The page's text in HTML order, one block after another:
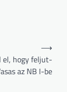
el, hogy feljut-
az NB I-be
⟶